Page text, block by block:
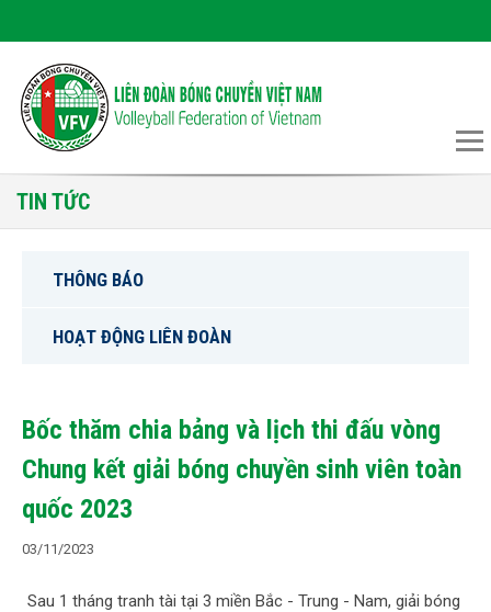
TIN TỨC
THÔNG BÁO
HOẠT ĐỘNG LIÊN ĐOÀN
Bốc thăm chia bảng và lịch thi đấu vòng
Chung kết giải bóng chuyền sinh viên toàn
quốc 2023
03/11/2023
Sau 1 tháng tranh tài tại 3 miền Bắc - Trung - Nam, giải bóng